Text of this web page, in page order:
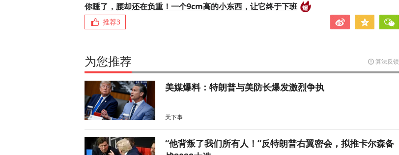
你睡了，腰却还在负重！一个9cm高的小东西，让它终于下班
推荐3
为您推荐 算法反馈
美媒爆料：特朗普与美防长爆发激烈争执
天下事
“他背叛了我们所有人！”反特朗普右翼密会，拟推卡尔森备